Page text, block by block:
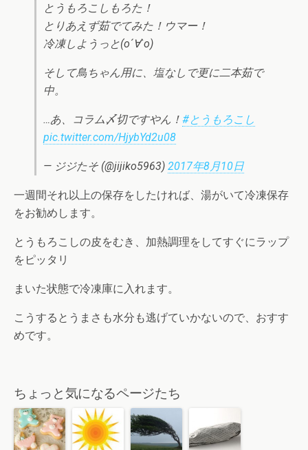
とうもろこしもろた！
とりあえず茹でてみた！ウマー！
冷凍しようっと(о´∀`о)
そして鳥ちゃん用に、塩なしで更に二本茹で
中。
…あ、コラム〆切ですやん！ #とうもろこし
pic.twitter.com/HjybYd2u08
— ジジたそ (@jijiko5963) 2017年8月10日
一週間それ以上の保存をしたければ、湯がいて冷凍保存
をお勧めします。
とうもろこしの皮をむき、加熱調理をしてすぐにラップ
をピッタリ
まいた状態で冷凍庫に入れます。
こうするとうまさも水分も逃げていかないので、おすす
めです。
ちょっと気になるページたち